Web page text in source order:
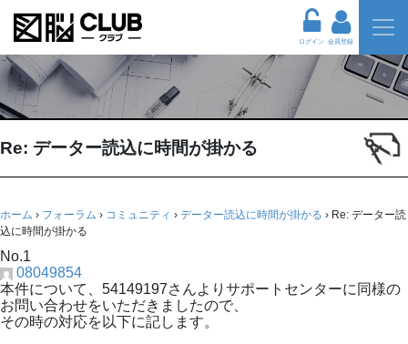
ログイン 会員登録
Re: データー読込に時間が掛かる
ホーム › フォーラム › コミュニティ › データー読込に時間が掛かる › Re: データー読
込に時間が掛かる
No.1
08049854
本件について、54149197さんよりサポートセンターに同様の
お問い合わせをいただきましたので、
その時の対応を以下に記します。